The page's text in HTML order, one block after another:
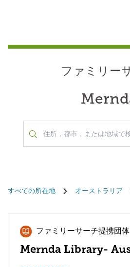
ファミリー
すべての所在地 オーストラリア
ファミリーサーチ提携団体
Mernda Library-